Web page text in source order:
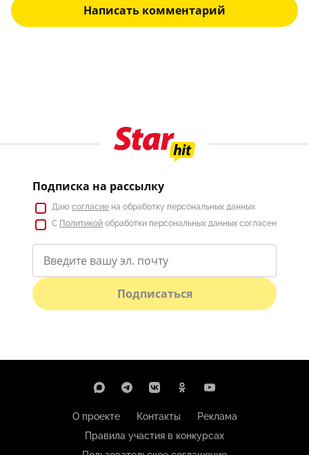
Написать комментарий
Подписка на рассылку
Даю согласие на обработку персональных данных
С Политикой обработки персональных данных согласен
Подписаться
О проекте Контакты
Реклама
Правила участия в конкурсах